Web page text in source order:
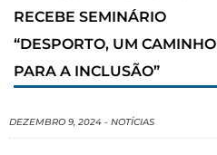
RECEBE SEMINÁRIO
“DESPORTO, UM CAMINHO
PARA A INCLUSÃO”
DEZEMBRO 9, 2024 - NOTÍCIAS